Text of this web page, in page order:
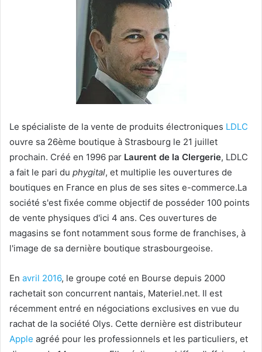
Le spécialiste de la vente de produits électroniques LDLC
ouvre sa 26ème boutique à Strasbourg le 21 juillet
prochain. Créé en 1996 par Laurent de la Clergerie, LDLC
a fait le pari du phygital, et multiplie les ouvertures de
boutiques en France en plus de ses sites e-commerce.La
société s'est fixée comme objectif de posséder 100 points
de vente physiques d'ici 4 ans. Ces ouvertures de
magasins se font notamment sous forme de franchises, à
l'image de sa dernière boutique strasbourgeoise.
En avril 2016, le groupe coté en Bourse depuis 2000
rachetait son concurrent nantais, Materiel.net. Il est
récemment entré en négociations exclusives en vue du
rachat de la société Olys. Cette dernière est distributeur
Apple agréé pour les professionnels et les particuliers, et